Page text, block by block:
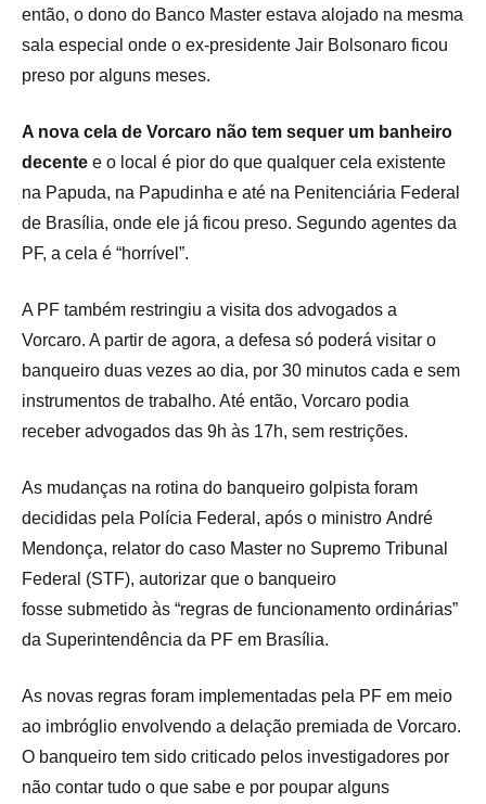
então, o dono do Banco Master estava alojado na mesma
sala especial onde o ex-presidente Jair Bolsonaro ficou
preso por alguns meses.
A nova cela de Vorcaro não tem sequer um banheiro
decente e o local é pior do que qualquer cela existente
na Papuda, na Papudinha e até na Penitenciária Federal
de Brasília, onde ele já ficou preso. Segundo agentes da
PF, a cela é “horrível”.
A PF também restringiu a visita dos advogados a
Vorcaro. A partir de agora, a defesa só poderá visitar o
banqueiro duas vezes ao dia, por 30 minutos cada e sem
instrumentos de trabalho. Até então, Vorcaro podia
receber advogados das 9h às 17h, sem restrições.
As mudanças na rotina do banqueiro golpista foram
decididas pela Polícia Federal, após o ministro André
Mendonça, relator do caso Master no Supremo Tribunal
Federal (STF), autorizar que o banqueiro
fosse submetido às “regras de funcionamento ordinárias”
da Superintendência da PF em Brasília.
As novas regras foram implementadas pela PF em meio
ao imbróglio envolvendo a delação premiada de Vorcaro.
O banqueiro tem sido criticado pelos investigadores por
não contar tudo o que sabe e por poupar alguns